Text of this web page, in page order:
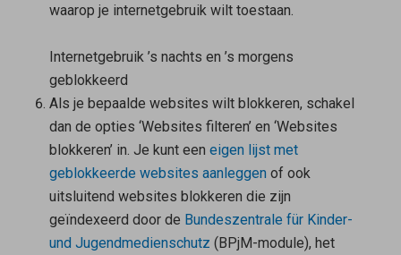
waarop je internetgebruik wilt toestaan.
Internetgebruik ’s nachts en ’s morgens
geblokkeerd
Als je bepaalde websites wilt blokkeren, schakel
dan de opties ‘Websites filteren’ en ‘Websites
blokkeren’ in. Je kunt een eigen lijst met
geblokkeerde websites aanleggen of ook
uitsluitend websites blokkeren die zijn
geïndexeerd door de Bundeszentrale für Kinder-
und Jugendmedienschutz (BPjM-module), het